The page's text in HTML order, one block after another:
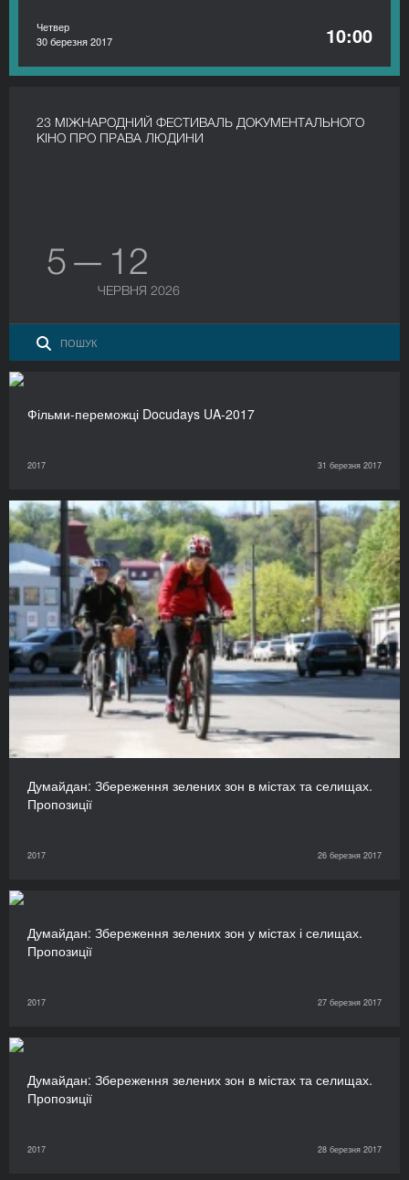
Четвер
30 березня 2017
10:00
23 МІЖНАРОДНИЙ ФЕСТИВАЛЬ ДОКУМЕНТАЛЬНОГО
КІНО ПРО ПРАВА ЛЮДИНИ
5 — 12
ЧЕРВНЯ 2026
Фільми-переможці Docudays UA-2017
2017 31 березня 2017
Думайдан: Збереження зелених зон в містах та селищах.
Пропозиції
2017 26 березня 2017
Думайдан: Збереження зелених зон у містах і селищах.
Пропозиції
2017 27 березня 2017
Думайдан: Збереження зелених зон в містах та селищах.
Пропозиції
2017 28 березня 2017